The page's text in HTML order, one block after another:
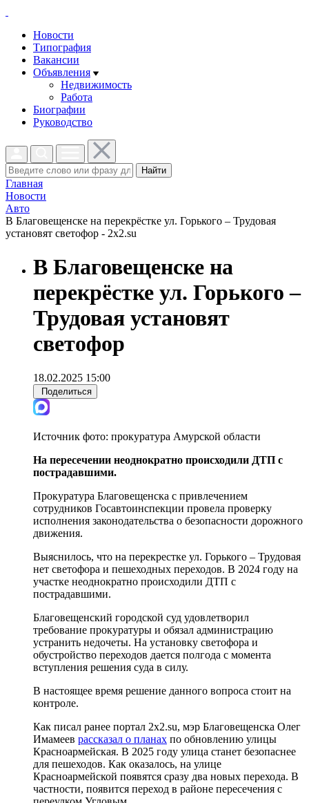
Новости
Типография
Вакансии
Объявления
Недвижимость
Работа
Биографии
Руководство
Найти
Главная
Новости
Авто
В Благовещенске на перекрёстке ул. Горького – Трудовая
установят светофор - 2x2.su
В Благовещенске на
перекрёстке ул. Горького –
Трудовая установят
светофор
18.02.2025 15:00
Поделиться
Источник фото: прокуратура Амурской области
На пересечении неоднократно происходили ДТП с
пострадавшими.
Прокуратура Благовещенска с привлечением
сотрудников Госавтоинспекции провела проверку
исполнения законодательства о безопасности дорожного
движения.
Выяснилось, что на перекрестке ул. Горького – Трудовая
нет светофора и пешеходных переходов. В 2024 году на
участке неоднократно происходили ДТП с
пострадавшими.
Благовещенский городской суд удовлетворил
требование прокуратуры и обязал администрацию
устранить недочеты. На установку светофора и
обустройство переходов дается полгода с момента
вступления решения суда в силу.
В настоящее время решение данного вопроса стоит на
контроле.
Как писал ранее портал 2х2.su, мэр Благовещенска Олег
Имамеев рассказал о планах по обновлению улицы
Красноармейская. В 2025 году улица станет безопаснее
для пешеходов. Как оказалось, на улице
Красноармейской появятся сразу два новых перехода. В
частности, появится переход в районе пересечения с